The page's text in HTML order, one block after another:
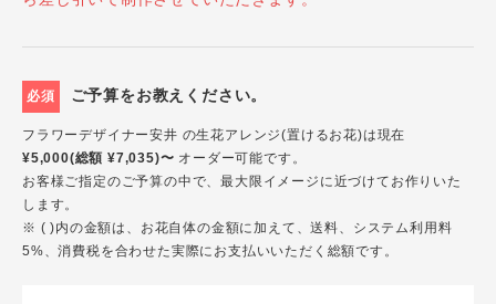
必須 ご予算をお教えください。
フラワーデザイナー安井 の生花アレンジ(置けるお花)は現在
¥5,000(総額 ¥7,035)〜 オーダー可能です。
お客様ご指定のご予算の中で、最大限イメージに近づけてお作りいた
します。
※ ( )内の金額は、お花自体の金額に加えて、送料、システム利用料
5%、消費税を合わせた実際にお支払いいただく総額です。